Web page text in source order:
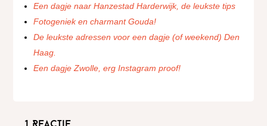
Een dagje naar Hanzestad Harderwijk, de leukste tips
Fotogeniek en charmant Gouda!
De leukste adressen voor een dagje (of weekend) Den
Haag.
Een dagje Zwolle, erg Instagram proof!